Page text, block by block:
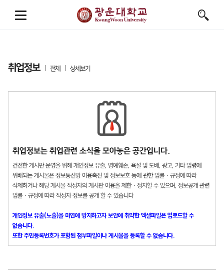
취업정보 전체 상세보기
취업정보는 취업관련 소식을 모아놓은 공간입니다.
건전한 게시판 운영을 위해 개인정보 유출, 명예훼손, 욕설 및 도배, 광고, 기타 법령에
위배되는 게시물은 정보통신망 이용촉진 및 정보보호 등에 관한 법률 · 규정에 따라
삭제하거나 해당 게시물 작성자의 게시판 이용을 제한 · 정지할 수 있으며, 정보공개 관련
법률 · 규정에 따라 작성자 정보를 공개 할 수 있습니다
개인정보 유출(노출)을 미연에 방지하고자 보안에 취약한 엑셀파일은 업로드할 수
없습니다.
또한 주민등록번호가 포함된 첨부파일이나 게시물을 등록할 수 없습니다.